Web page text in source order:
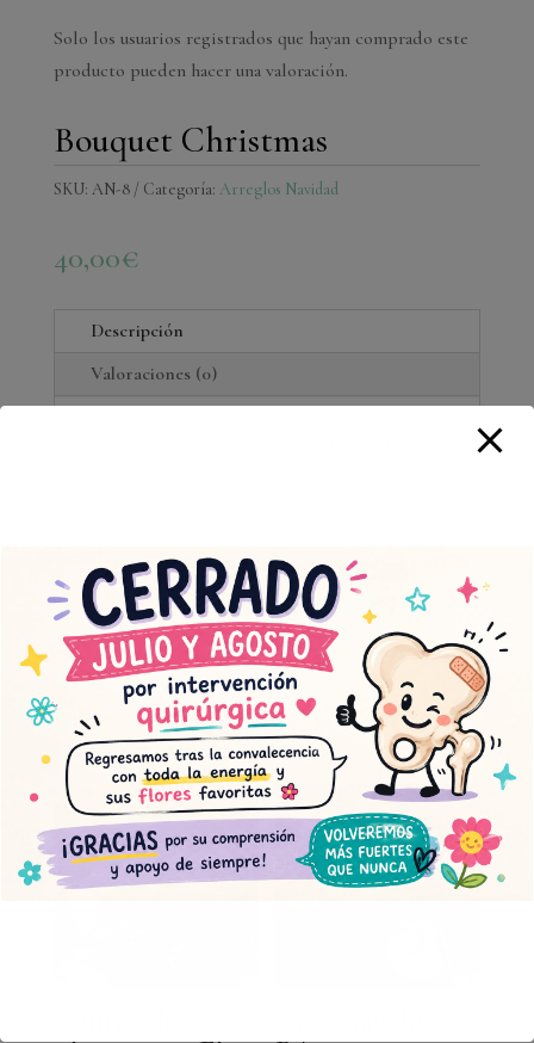
Solo los usuarios registrados que hayan comprado este
producto pueden hacer una valoración.
Bouquet Christmas
SKU: AN-8 Categoría: Arreglos Navidad
40,00€
Descripción
Valoraciones (0)
Bouquet
Christmas
cantidad
AÑADIR AL CARRITO
Productos relacionados